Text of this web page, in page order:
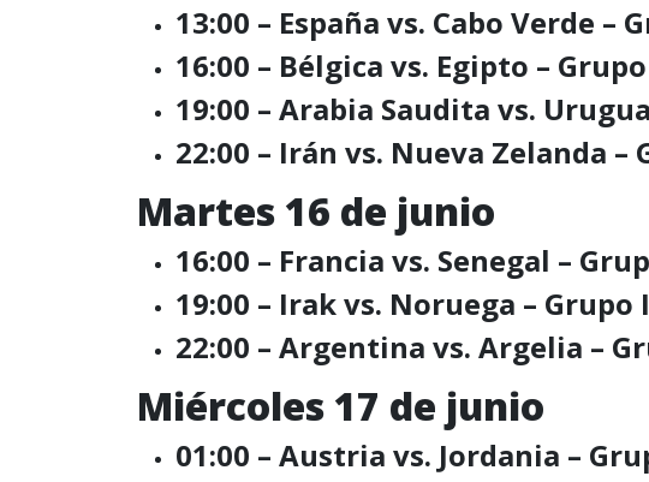
13:00 – España vs. Cabo Verde –
16:00 – Bélgica vs. Egipto –
19:00 – Arabia Saudita vs.
22:00 – Irán vs. Nueva Zelanda –
Martes 16 de junio
16:00 – Francia vs. Senegal –
19:00 – Irak vs. Noruega – Grupo
22:00 – Argentina vs. Argelia –
Miércoles 17 de junio
01:00 – Austria vs. Jordania –